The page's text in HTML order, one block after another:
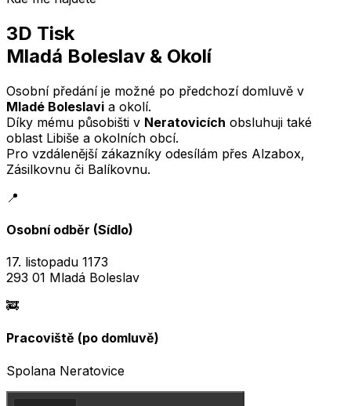
3D Tisk
Mladá Boleslav & Okolí
Osobní předání je možné po předchozí domluvě v
Mladé Boleslavi a okolí.
Díky mému působišti v Neratovicích obsluhuji také
oblast Libiše a okolních obcí.
Pro vzdálenější zákazníky odesílám přes Alzabox,
Zásilkovnu či Balíkovnu.
📍
Osobní odběr (Sídlo)
17. listopadu 1173
293 01 Mladá Boleslav
🚒
Pracoviště (po domluvě)
Spolana Neratovice